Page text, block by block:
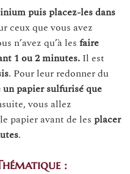
puis placez-les dans
ceux que vous avez
n’avez qu’à les faire
1 ou 2 minutes. Il est
. Pour leur redonner du
un papier sulfurisé que
vous allez
papier avant de les placer
.
: